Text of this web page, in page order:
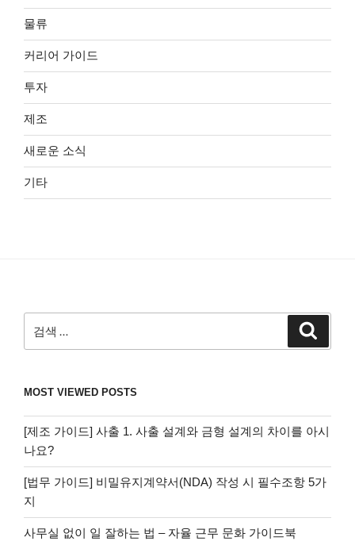
물류
커리어 가이드
투자
제조
새로운 소식
기타
색:
MOST VIEWED POSTS
[제조 가이드] 사출 1. 사출 설계와 금형 설계의 차이를 아시
나요?
[법무 가이드] 비밀유지계약서(NDA) 작성 시 필수조항 5가
지
사무실 없이 일 잘하는 법 – 자율 근무 문화 가이드북